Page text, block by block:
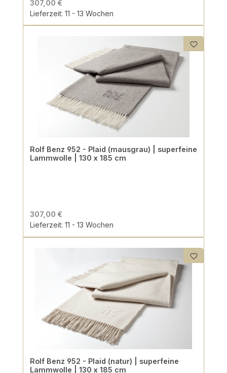
307,00 €
Lieferzeit: 11 - 13 Wochen
Rolf Benz 952 - Plaid (mausgrau) | superfeine
Lammwolle | 130 x 185 cm
307,00 €
Lieferzeit: 11 - 13 Wochen
Rolf Benz 952 - Plaid (natur) | superfeine
Lammwolle | 130 x 185 cm